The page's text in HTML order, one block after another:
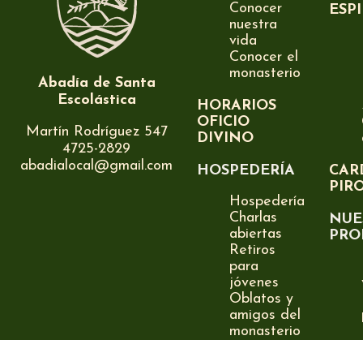
Abadía de Santa
Escolástica
Martín Rodríguez 547
4725-2829
abadialocal@gmail.com
Conocer
nuestra
vida
Conocer el
monasterio
HORARIOS
OFICIO
DIVINO
HOSPEDERÍA
Hospedería
Charlas
abiertas
Retiros
para
jóvenes
Oblatos y
amigos del
monasterio